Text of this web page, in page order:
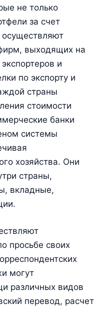
не только
за счет
осуществляют
выходящих на
и
по экспорту и
страны
стоимости
банки
системы
хозяйства. Они
страны,
вкладные,
просьбе своих
могут
различных видов
перевод, расчет